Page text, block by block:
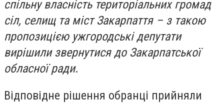
спільну власність територіальних громад
сіл, селищ та міст Закарпаття – з такою
пропозицією ужгородські депутати
вирішили звернутися до Закарпатської
обласної ради.
Відповідне рішення обранці прийняли